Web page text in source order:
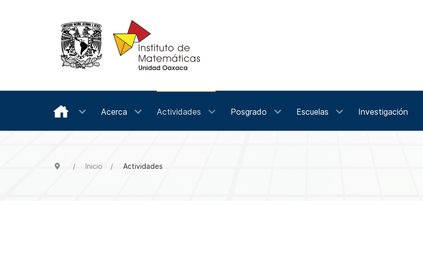
Acerca Actividades Posgrado Escuelas Investigación
Inicio Actividades